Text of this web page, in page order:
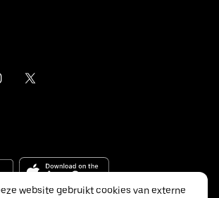
website gebruikt cookies van externe